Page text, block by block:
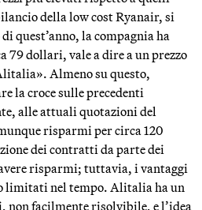
della low cost Ryanair, si
quest’anno, la compagnia ha
79 dollari, vale a dire a un prezzo
Almeno su questo,
la croce sulle precedenti
alle attuali quotazioni del
risparmi per circa 120
dei contratti da parte dei
risparmi; tuttavia, i vantaggi
limitati nel tempo. Alitalia ha un
non facilmente risolvibile, e l’idea